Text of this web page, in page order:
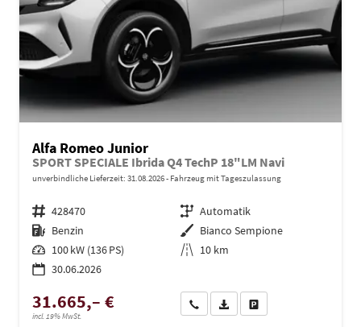
Alfa Romeo Junior
SPORT SPECIALE Ibrida Q4 TechP 18"LM Navi
unverbindliche Lieferzeit: 31.08.2026 Fahrzeug mit Tageszulassung
Fahrzeugnr. 428470 Getriebe Automatik
Kraftstoff Benzin Außenfarbe Bianco Sempione
Leistung 100 kW (136 PS) Kilometerstand 10 km
30.06.2026
31.665,– €
incl. 19% MwSt.
Wir rufen Sie anPDF-Datei, Fahrzeugexposé